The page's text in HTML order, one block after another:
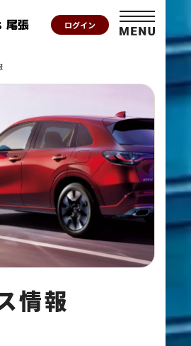
ログイン
情報